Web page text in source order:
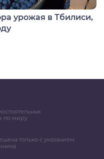
урожая в Тбилиси,
по миру
только с указанием